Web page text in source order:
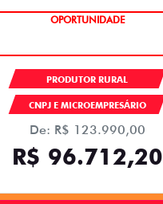
OPORTUNIDADE
PRODUTOR RURAL
CNPJ E MICROEMPRESÁRIO
De: R$ 123.990,00
R$ 96.712,20